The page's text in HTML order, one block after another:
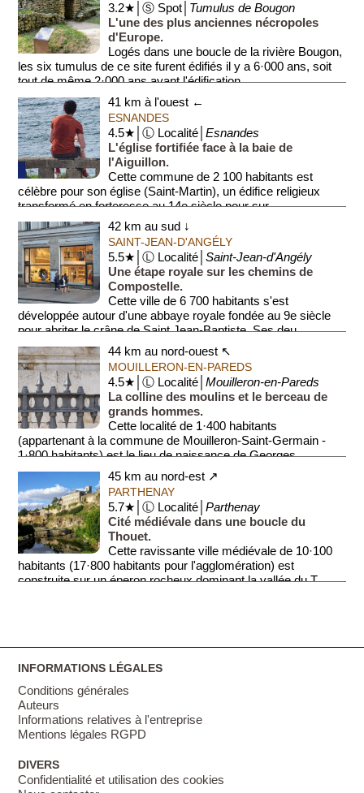
3.2★│Ⓢ Spot│ Tumulus de Bougon
L'une des plus anciennes nécropoles
d'Europe.
Logés dans une boucle de la rivière Bougon,
les six tumulus de ce site furent édifiés il y a 6·000 ans, soit
tout de même 2·000 ans avant l'édification...
41 km à l'ouest ←
ESNANDES
4.5★│Ⓛ Localité│Esnandes
L'église fortifiée face à la baie de
l'Aiguillon.
Cette commune de 2 100 habitants est
célèbre pour son église (Saint-Martin), un édifice religieux
transformé en forteresse au 14e siècle pour sur...
42 km au sud ↓
SAINT-JEAN-D'ANGÉLY
5.5★│Ⓛ Localité│Saint-Jean-d'Angély
Une étape royale sur les chemins de
Compostelle.
Cette ville de 6 700 habitants s'est
développée autour d'une abbaye royale fondée au 9e siècle
pour abriter le crâne de Saint Jean-Baptiste. Ses deu...
44 km au nord-ouest ↖
MOUILLERON-EN-PAREDS
4.5★│Ⓛ Localité│Mouilleron-en-Pareds
La colline des moulins et le berceau de
grands hommes.
Cette localité de 1·400 habitants
(appartenant à la commune de Mouilleron-Saint-Germain -
1·800 habitants) est le lieu de naissance de Georges ...
45 km au nord-est ↗
PARTHENAY
5.7★│Ⓛ Localité│Parthenay
Cité médiévale dans une boucle du
Thouet.
Cette ravissante ville médiévale de 10·100
habitants (17·800 habitants pour l'agglomération) est
construite sur un éperon rocheux dominant la vallée du T...
INFORMATIONS LÉGALES
Conditions générales
Auteurs
Informations relatives à l'entreprise
Mentions légales RGPD
DIVERS
Confidentialité et utilisation des cookies